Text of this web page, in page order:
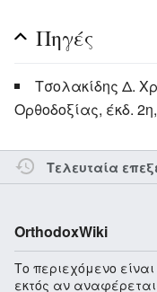
Πηγές
Τσολακίδης Δ.
Ορθοδοξίας, έκδ.
Τελευταία
OrthodoxWiki
Το περιεχόμενο
εκτός αν